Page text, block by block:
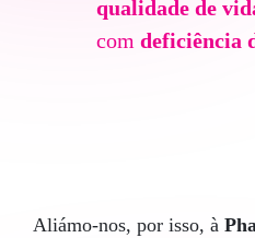
qualidade de
comdeficiência
Aliámo-nos, por isso, à